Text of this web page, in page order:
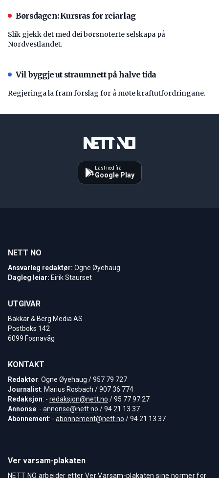
Børsdagen: Kursras for reiarlag
Slik gjekk det med dei børsnoterte selskapa på
Nordvestlandet.
Vil byggje ut straumnett på halve tida
Regjeringa la fram forslag for å møte kraftutfordringane.
Last ned fra
Google Play
NETT NO
Ansvarleg redaktør: Ogne Øyehaug
Dagleg leiar: Eirik Staurset
UTGIVAR
Bakkar & Berg Media AS
Postboks 142
6099 Fosnavåg
KONTAKT
Redaktør: Ogne Øyehaug / 957 79 727
Journalist: Marius Rosbach / 907 36 774
Redaksjon: - redaksjon@nett.no / 95 77 97 27
Annonse: - annonse@nett.no / 94 21 13 37
Abonnement: - abonnement@nett.no / 94 21 13 37
Ver varsam-plakaten
NETT NO arbeider etter Ver Varsam-plakaten sine normer for